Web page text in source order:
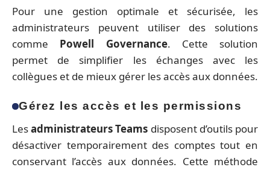
Pour une gestion optimale et sécurisée, les
administrateurs peuvent utiliser des solutions
comme Powell Governance. Cette solution
permet de simplifier les échanges avec les
collègues et de mieux gérer les accès aux données.
Gérez les accès et les permissions
Lesadministrateurs Teams disposent d’outils pour
désactiver temporairement des comptes tout en
conservant l’accès aux données. Cette méthode